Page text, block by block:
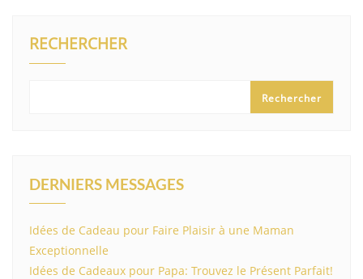
RECHERCHER
Rechercher
DERNIERS MESSAGES
Idées de Cadeau pour Faire Plaisir à une Maman
Exceptionnelle
Idées de Cadeaux pour Papa: Trouvez le Présent Parfait!